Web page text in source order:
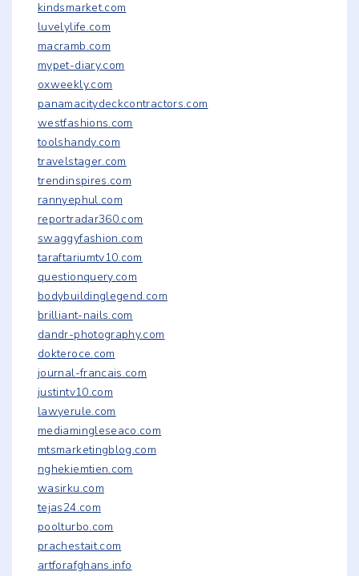
kindsmarket.com
luvelylife.com
macramb.com
mypet-diary.com
oxweekly.com
panamacitydeckcontractors.com
westfashions.com
toolshandy.com
travelstager.com
trendinspires.com
rannyephul.com
reportradar360.com
swaggyfashion.com
taraftariumtv10.com
questionquery.com
bodybuildinglegend.com
brilliant-nails.com
dandr-photography.com
dokteroce.com
journal-francais.com
justintv10.com
lawyerule.com
mediamingleseaco.com
mtsmarketingblog.com
nghekiemtien.com
wasirku.com
tejas24.com
poolturbo.com
prachestait.com
artforafghans.info